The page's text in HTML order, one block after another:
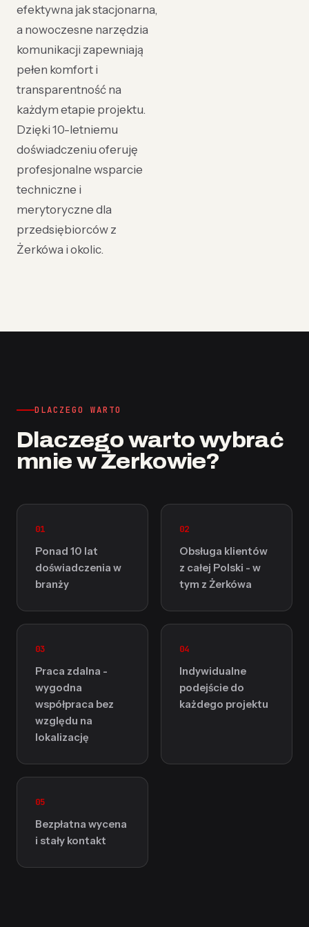
efektywna jak stacjonarna,
a nowoczesne narzędzia
komunikacji zapewniają
pełen komfort i
transparentność na
każdym etapie projektu.
Dzięki 10-letniemu
doświadczeniu oferuję
profesjonalne wsparcie
techniczne i
merytoryczne dla
przedsiębiorców z
Żerkówa i okolic.
DLACZEGO WARTO
Dlaczego warto wybrać
mnie w Żerkowie?
01
Ponad 10 lat
doświadczenia w
branży
02
Obsługa klientów
z całej Polski - w
tym z Żerkówa
03
Praca zdalna -
wygodna
współpraca bez
względu na
lokalizację
04
Indywidualne
podejście do
każdego projektu
05
Bezpłatna wycena
i stały kontakt